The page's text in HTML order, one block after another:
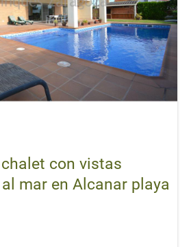
con vistas
mar en Alcanar playa